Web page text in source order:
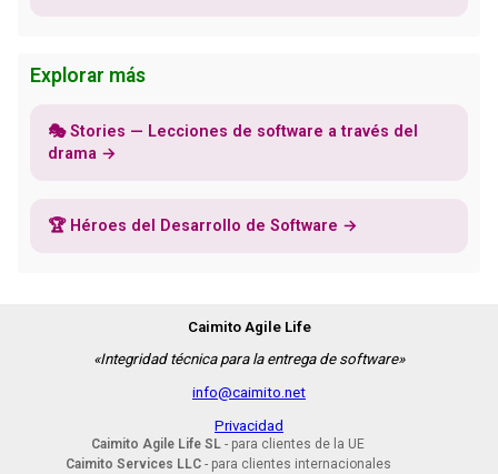
Explorar más
🎭 Stories — Lecciones de software a través del
drama →
🏆 Héroes del Desarrollo de Software →
Caimito Agile Life
«Integridad técnica para la entrega de software»
info@caimito.net
Privacidad
Caimito Agile Life SL - para clientes de la UE
Caimito Services LLC- para clientes internacionales